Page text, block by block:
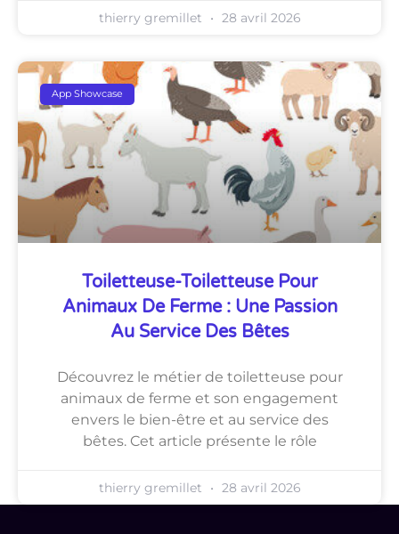
thierry gremillet 28 avril 2026
App Showcase
Toiletteuse-Toiletteuse Pour
Animaux De Ferme : Une Passion
Au Service Des Bêtes
Découvrez le métier de toiletteuse pour
animaux de ferme et son engagement
envers le bien-être et au service des
bêtes. Cet article présente le rôle
thierry gremillet 28 avril 2026